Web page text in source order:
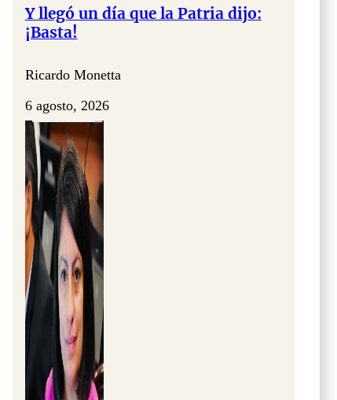
Y llegó un día que la Patria dijo:
¡Basta!
Ricardo Monetta
6 agosto, 2026